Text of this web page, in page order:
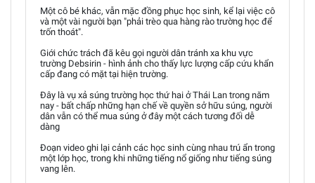
Một cô bé khác, vẫn mặc đồng phục học sinh, kể lại việc cô
và một vài người bạn "phải trèo qua hàng rào trường học để
trốn thoát".
Giới chức trách đã kêu gọi người dân tránh xa khu vực
trường Debsirin - hình ảnh cho thấy lực lượng cấp cứu khẩn
cấp đang có mặt tại hiện trường.
Đây là vụ xả súng trường học thứ hai ở Thái Lan trong năm
nay - bất chấp những hạn chế về quyền sở hữu súng, người
dân vẫn có thể mua súng ở đây một cách tương đối dễ
dàng
Đoạn video ghi lại cảnh các học sinh cùng nhau trú ẩn trong
một lớp học, trong khi những tiếng nổ giống như tiếng súng
vang lên.